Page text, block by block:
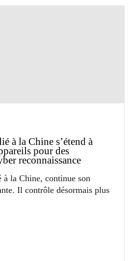
à la Chine s’étend à
pour des
reconnaissance
la Chine, continue son
Il contrôle désormais plus